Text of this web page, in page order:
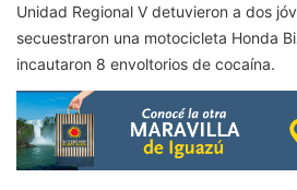
Unidad Regional V detuvieron a dos
secuestraron una motocicleta Honda
incautaron 8 envoltorios de cocaína.